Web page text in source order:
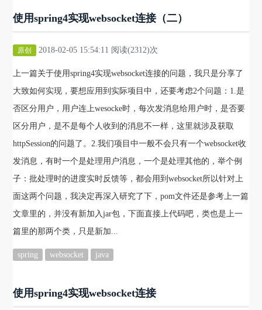
使用spring4实现websocket连接（二）
原创 2018-02-05 15:54:11 阅读(2312)次
上一篇关于使用spring4实现websocket连接的问题，我只是分享了
大致如何实现，要想应用到实际项目中，还要考虑2个问题：1.是
否区分用户，用户连上wesocke时，每次发消息给用户时，是否要
区分用户，是不是每个人收到的消息不一样，这里就涉及获取
httpSession的问题了。2.我们项目中一般不会只有一个websocket收
发消息，有时一个是处理用户消息，一个是处理其他的，举个例
子：批处理时的进度实时反馈等，都会用到websocket所以针对上
面这两个问题，我决定再深入研究了下，pom文件还是参考上一篇
文章里的，并没有新加入jar包，下面直接上代码吧，类也是上一
篇里的那两个类，只是新加...
spring websocket java
使用spring4实现websocket连接